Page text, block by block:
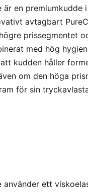
en premiumkudde
avtagbart
prissegmentet
med hög
kudden håller
om den höga
för sin
använder ett